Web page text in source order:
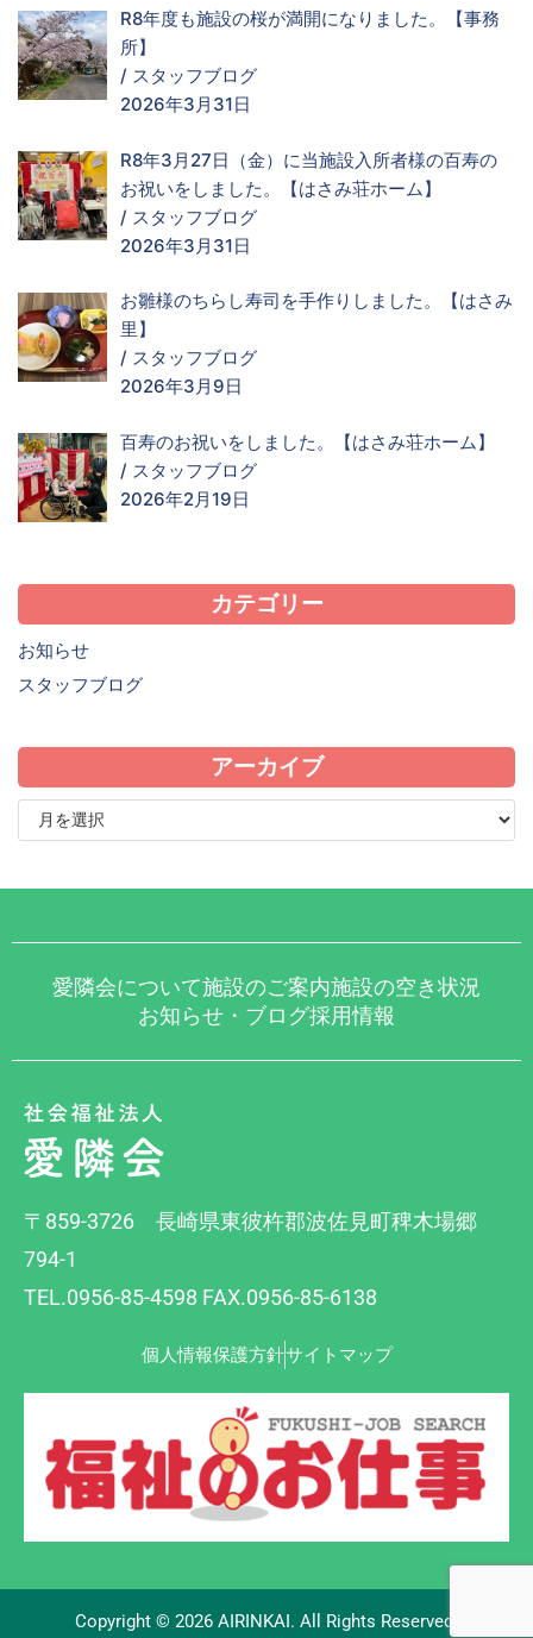
R8年度も施設の桜が満開になりました。【事務
所】
/ スタッフブログ
2026年3月31日
R8年3月27日（金）に当施設入所者様の百寿の
お祝いをしました。【はさみ荘ホーム】
/ スタッフブログ
2026年3月31日
お雛様のちらし寿司を手作りしました。【はさみ
里】
/ スタッフブログ
2026年3月9日
百寿のお祝いをしました。【はさみ荘ホーム】
/ スタッフブログ
2026年2月19日
カテゴリー
お知らせ
スタッフブログ
アーカイブ
愛隣会について施設のご案内施設の空き状況
お知らせ・ブログ採用情報
〒859-3726 長崎県東彼杵郡波佐見町稗木場郷
794-1
TEL.0956-85-4598 FAX.0956-85-6138
個人情報保護方針サイトマップ
Copyright © 2026 AIRINKAI. All Rights Reserved.